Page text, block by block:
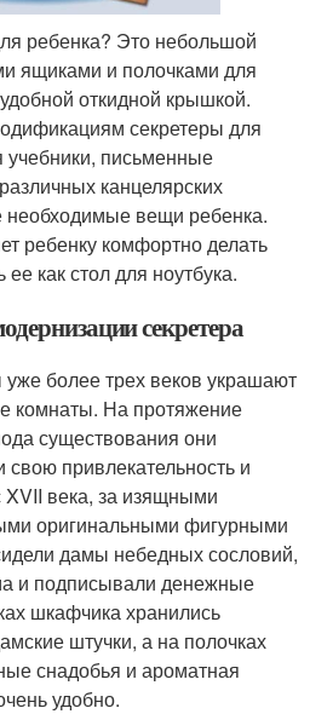
ребенка? Это небольшой
ящиками и полочками для
откидной крышкой.
секретеры для
письменные
канцелярских
необходимые вещи ребенка.
ребенку комфортно делать
как стол для ноутбука.
секретера
уже более трех веков украшают
комнаты. На протяжение
существования они
свою привлекательность и
XVII века, за изящными
оригинальными фигурными
дамы небедных сословий,
и подписывали денежные
шкафчика хранились
штучки, а на полочках
снадобья и ароматная
удобно.